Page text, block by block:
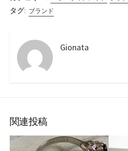
タグ: ブランド
Gionata
関連投稿